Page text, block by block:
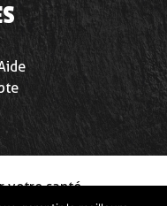
votre santé,